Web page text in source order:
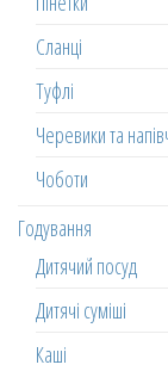
Сланці
Туфлі
Черевики та
Чоботи
Годування
Дитячий посуд
Дитячі суміші
Каші